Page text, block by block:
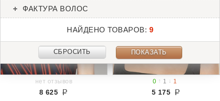
ФАКТУРА ВОЛОС
НАЙДЕНО ТОВАРОВ: 9
СБРОСИТЬ ПОКАЗАТЬ
нет отзывов
8 625
0 ↑ 1 ↓ 1
5 175